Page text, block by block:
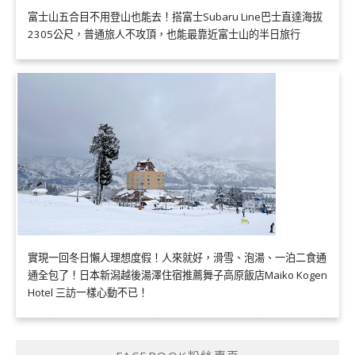
富士山五合目不用登山也能去！搭富士Subaru Line巴士直達海拔
2305公尺，普通旅人不攻頂，也能最靠近富士山的半日旅行
實現一回冬日懶人理想度假！人來就好，滑雪、泡湯、一泊二食通
通全包了！日本新潟越後湯澤住宿推薦舞子高原飯店Maiko Kogen
Hotel 三訪一樣心動不已！